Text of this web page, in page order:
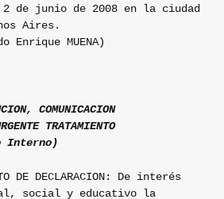
2 de junio de 2008 en la ciudad
Aires.
Enrique MUENA)
COMUNICACION
TRATAMIENTO
Interno)
DE DECLARACION: De interés
social y educativo la